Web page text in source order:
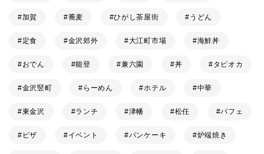
加賀 蕎麦 ひがし茶屋街 うどん
定食 金沢郊外 大江町市場 海鮮丼
おでん 能登 兼六園 丼 タピオカ
金沢竪町 らーめん ホテル 中華
東金沢 ランチ 津幡 松任 パフェ
ピザ イベント パンケーキ 炉端焼き